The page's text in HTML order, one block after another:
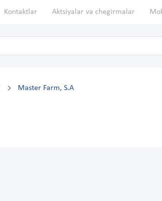
Kontaktlar Aktsiyalar va chegirmalar
Master Farm, S.A